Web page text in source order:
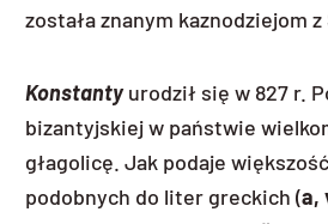
została znanym kaznodziejom
Konstantyurodził się w 827 r.
bizantyjskiej w państwie
głagolicę. Jak podaje
podobnych do liter greckich (a,